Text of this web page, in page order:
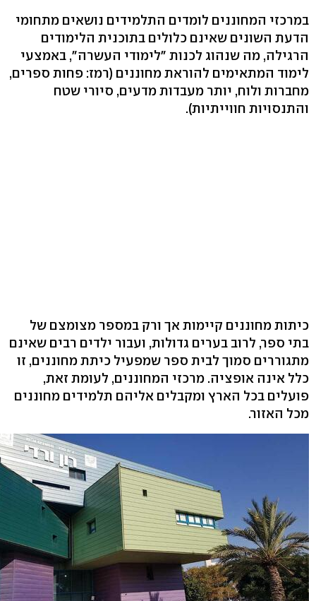
במרכזי המחוננים לומדים התלמידים נושאים מתחומי
הדעת השונים שאינם כלולים בתוכנית הלימודים
הרגילה, מה שנהוג לכנות "לימודי העשרה", באמצעי
לימוד המתאימים להוראת מחוננים (רמז: פחות ספרים,
מחברות ולוח, יותר מעבדות מדעים, סיורי שטח
והתנסויות חווייתיות).
כיתות מחוננים קיימות אך ורק במספר מצומצם של
בתי ספר, לרוב בערים גדולות, ועבור ילדים רבים שאינם
מתגוררים סמוך לבית ספר שמפעיל כיתת מחוננים, זו
כלל אינה אופציה. מרכזי המחוננים, לעומת זאת,
פועלים בכל הארץ ומקבלים אליהם תלמידים מחוננים
מכל האזור.